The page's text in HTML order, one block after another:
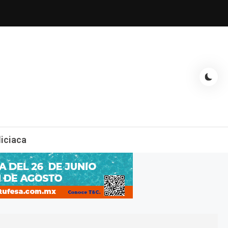
entrevistas con famosos, showbizz, podcast, chismes y